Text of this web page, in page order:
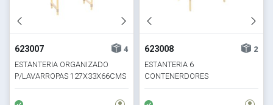
623007
4
ESTANTERIA ORGANIZADO
P/LAVARROPAS 127X33X66CMS
MADERA Y PP
623008
2
ESTANTERIA 6
CONTENERDORES
90X55X39CMS MEDERA Y PP